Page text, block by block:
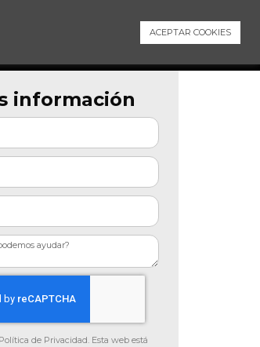
Contacto
información
de Privacidad. Esta web está
ACEPTAR COOKIES